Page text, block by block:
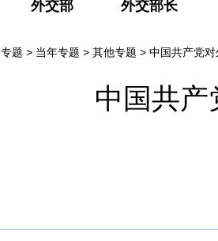
外交部 外交部长
专题 > 当年专题 > 其他专题 > 中国共产党
中国共